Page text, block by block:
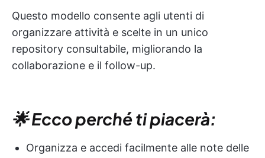
Questo modello consente agli utenti di
organizzare attività e scelte in un unico
repository consultabile, migliorando la
collaborazione e il follow-up.
🌟 Ecco perché ti piacerà:
Organizza e accedi facilmente alle note delle